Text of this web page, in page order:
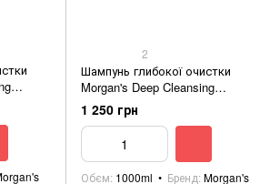
2
Шампунь глибокої очистки
Morgan's Deep Cleansing
Shampoo 1 Litre
1 250 грн
Обєм 1000ml Бренд Morgan's